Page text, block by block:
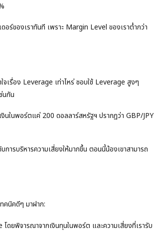
ร์ของเราทันที เพราะ Margin Level ของเราต่ำกว่า
เรื่อง Leverage เท่าไหร่ ชอบใช้ Leverage สูงๆ
นกัน
นในพอร์ตแค่ 200 ดอลลาร์สหรัฐฯ ปรากฏว่า GBP/JPY
ารบริหารความเสี่ยงให้มากขึ้น ตอนนี้น้องเขาสามารถ
คนิคดีๆ มาฝาก:
ยพิจารณาจากเงินทุนในพอร์ต และความเสี่ยงที่เรารับ